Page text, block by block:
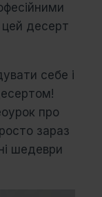
десерт
себе і
про
зараз
шедеври